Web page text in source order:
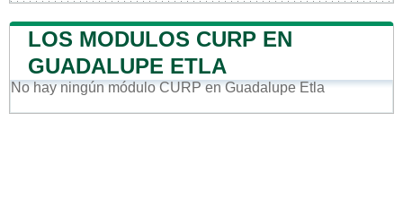
LOS MODULOS CURP EN
GUADALUPE ETLA
No hay ningún módulo CURP en Guadalupe Etla